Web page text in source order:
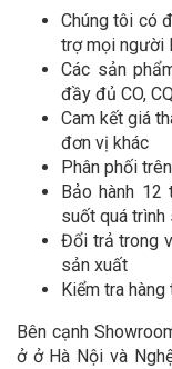
Chúng tôi có
trợ mọi người
Các sản
đầy đủ CO, CQ
Cam kết giá
đơn vị khác
Phân phối
Bảo hành
suốt quá trình
Đổi trả trong
sản xuất
Kiểm tra
Bên cạnh
ở ở Hà Nội và